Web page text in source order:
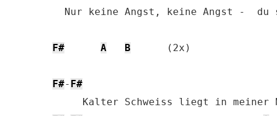
Nur keine Angst, keine Angst -  du
F# A B
      (2x)
F#- F#